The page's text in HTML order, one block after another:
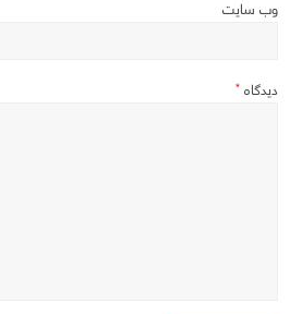
وب‌ سایت
دیدگاه*